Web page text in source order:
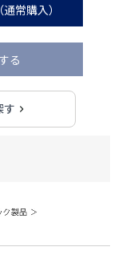
常購入）
る
す